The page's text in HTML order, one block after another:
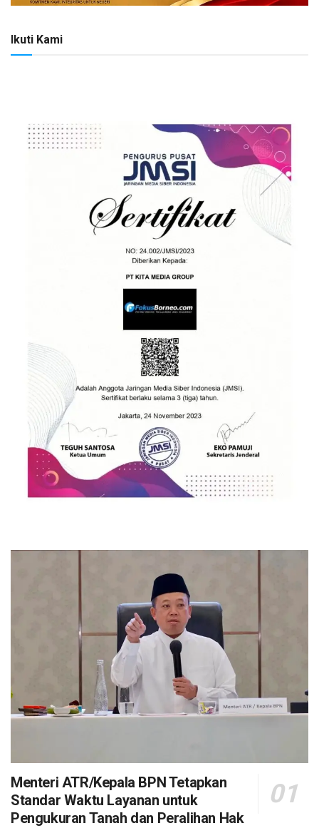
Ikuti Kami
Menteri ATR/Kepala BPN Tetapkan
Standar Waktu Layanan untuk
Pengukuran Tanah dan Peralihan Hak